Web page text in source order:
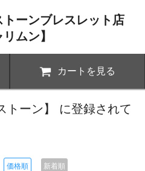
ーンブレスレット店
リムン】
カートを見る
トーン】 に登録されて
価格順 新着順